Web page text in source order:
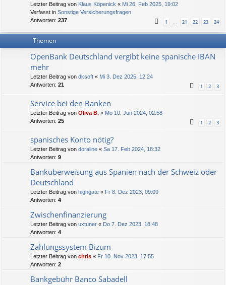
Letzter Beitrag von Klaus Köpenick « Mi 26. Feb 2025, 19:02
Verfasst in Sonstige Versicherungsfragen
Antworten: 237 1 … 21 22 23 24
Themen
OpenBank Deutschland vergibt keine spanische IBAN
mehr
Letzter Beitrag von dksoft « Mi 3. Dez 2025, 12:24
Antworten: 21 1 2 3
Service bei den Banken
Letzter Beitrag von Oliva B. « Mo 10. Jun 2024, 02:58
Antworten: 25 1 2 3
spanisches Konto nötig?
Letzter Beitrag von doraline « Sa 17. Feb 2024, 18:32
Antworten: 9
Banküberweisung aus Spanien nach der Schweiz oder
Deutschland
Letzter Beitrag von highgate « Fr 8. Dez 2023, 09:09
Antworten: 4
Zwischenfinanzierung
Letzter Beitrag von uxtuner « Do 7. Dez 2023, 18:48
Antworten: 4
Zahlungssystem Bizum
Letzter Beitrag von chris « Fr 10. Nov 2023, 17:55
Antworten: 2
Bankgebühr Banco Sabadell